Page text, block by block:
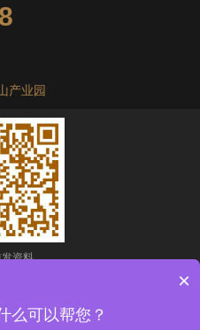
产业园
资料
有限公司
×
么可以帮您？